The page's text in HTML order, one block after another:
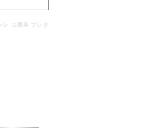
レ お洒落 プレタ